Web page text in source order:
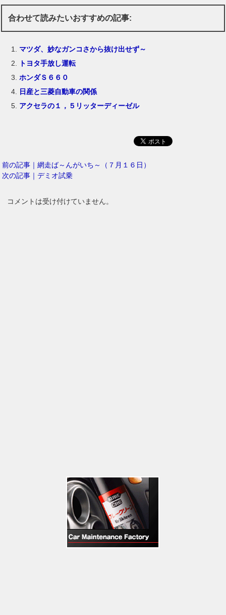
合わせて読みたいおすすめの記事:
マツダ、妙なガンコさから抜け出せず～
トヨタ手放し運転
ホンダＳ６６０
日産と三菱自動車の関係
アクセラの１，５リッターディーゼル
前の記事｜網走ば～んがいち～（７月１６日）
次の記事｜デミオ試乗
コメントは受け付けていません。